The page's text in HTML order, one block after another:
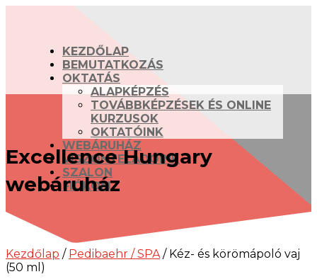
KEZDŐLAP
BEMUTATKOZÁS
OKTATÁS
ALAPKÉPZÉS
TOVÁBBKÉPZÉSEK ÉS ONLINE
KURZUSOK
OKTATÓINK
WEBÁRUHÁZ
VISZONTELADÓINK
SZALON
FIÓKOM
Excellence Hungary
webáruház
Kezdőlap / Pedibaehr / SPA / Kéz- és körömápoló vaj
(50 ml)